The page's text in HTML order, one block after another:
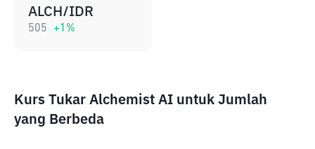
ALCH/IDR
505 +1 %
Kurs Tukar Alchemist AI untuk Jumlah
yang Berbeda